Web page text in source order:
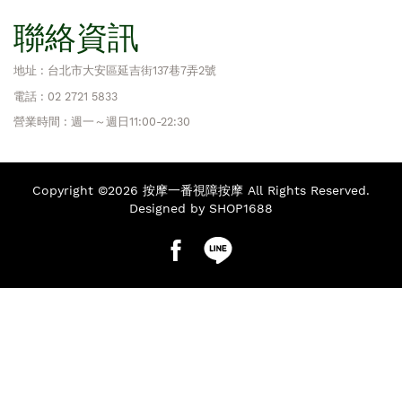
聯絡資訊
地址 : 台北市大安區延吉街137巷7弄2號
電話 : 02 2721 5833
營業時間 : 週一～週日11:00-22:30
Copyright ©2026 按摩一番視障按摩 All Rights Reserved.
Designed by SHOP1688